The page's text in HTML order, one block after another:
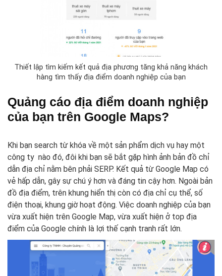
Thiết lập tìm kiếm kết quả địa phương tăng khả năng khách
hàng tìm thấy địa điểm doanh nghiệp của bạn
Quảng cáo địa điểm doanh nghiệp
của bạn trên Google Maps?
Khi bạn search từ khóa về một sản phẩm dịch vụ hay một
công ty nào đó, đôi khi bạn sẽ bắt gặp hình ảnh bản đồ chỉ
dẫn địa chỉ nằm bên phải SERP. Kết quả từ Google Map có
vẻ hấp dẫn, gây sự chú ý hơn và đáng tin cậy hơn. Ngoài bản
đồ địa điểm, trên khung hiển thị còn có địa chỉ cụ thể, số
điện thoại, khung giờ hoạt động. Việc doanh nghiệp của bạn
vừa xuất hiện trên Google Map, vừa xuất hiện ở top địa
điểm của Google chính là lợi thế cạnh tranh rất lớn.